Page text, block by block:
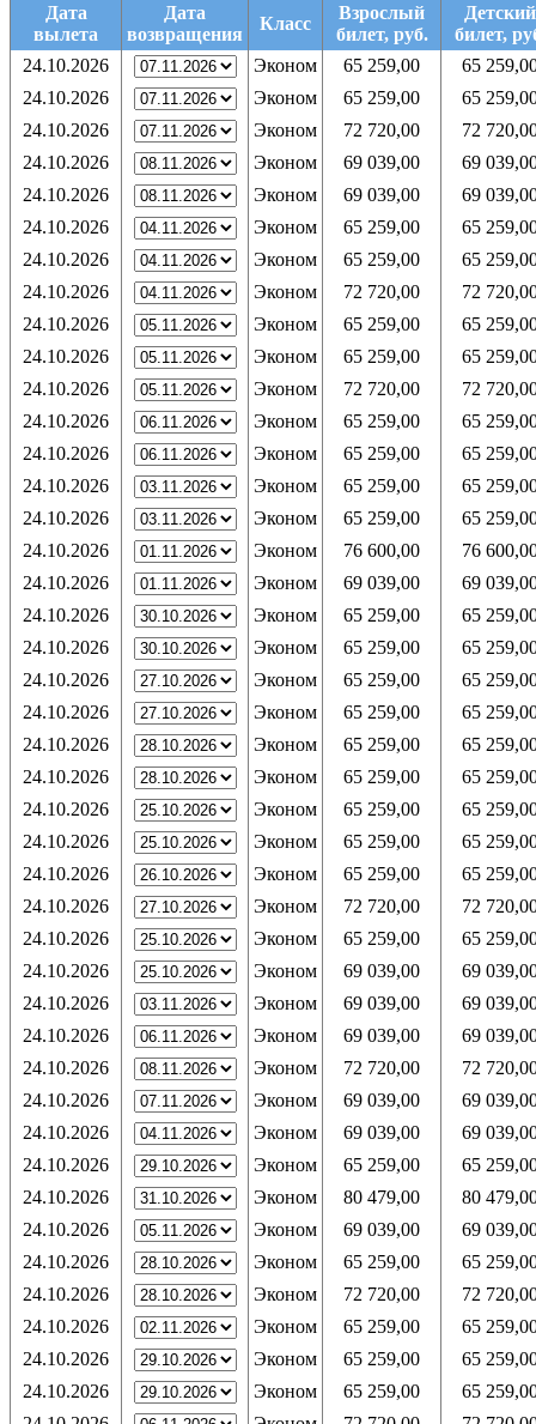
Дата
вылета
Дата
возвращения
Класс
Взрослый
билет, руб.
Детский
билет,
24.10.2026
Эконом 65 259,00
65
24.10.2026
Эконом 65 259,00
65
24.10.2026
Эконом 72 720,00
72
24.10.2026
Эконом 69 039,00
69
24.10.2026
Эконом 69 039,00
69
24.10.2026
Эконом 65 259,00
65
24.10.2026
Эконом 65 259,00
65
24.10.2026
Эконом 72 720,00
72
24.10.2026
Эконом 65 259,00
65
24.10.2026
Эконом 65 259,00
65
24.10.2026
Эконом 72 720,00
72
24.10.2026
Эконом 65 259,00
65
24.10.2026
Эконом 65 259,00
65
24.10.2026
Эконом 65 259,00
65
24.10.2026
Эконом 65 259,00
65
24.10.2026
Эконом 76 600,00
76
24.10.2026
Эконом 69 039,00
69
24.10.2026
Эконом 65 259,00
65
24.10.2026
Эконом 65 259,00
65
24.10.2026
Эконом 65 259,00
65
24.10.2026
Эконом 65 259,00
65
24.10.2026
Эконом 65 259,00
65
24.10.2026
Эконом 65 259,00
65
24.10.2026
Эконом 65 259,00
65
24.10.2026
Эконом 65 259,00
65
24.10.2026
Эконом 65 259,00
65
24.10.2026
Эконом 72 720,00
72
24.10.2026
Эконом 65 259,00
65
24.10.2026
Эконом 69 039,00
69
24.10.2026
Эконом 69 039,00
69
24.10.2026
Эконом 69 039,00
69
24.10.2026
Эконом 72 720,00
72
24.10.2026
Эконом 69 039,00
69
24.10.2026
Эконом 69 039,00
69
24.10.2026
Эконом 65 259,00
65
24.10.2026
Эконом 80 479,00
80
24.10.2026
Эконом 69 039,00
69
24.10.2026
Эконом 65 259,00
65
24.10.2026
Эконом 72 720,00
72
24.10.2026
Эконом 65 259,00
65
24.10.2026
Эконом 65 259,00
65
24.10.2026
Эконом 65 259,00
65